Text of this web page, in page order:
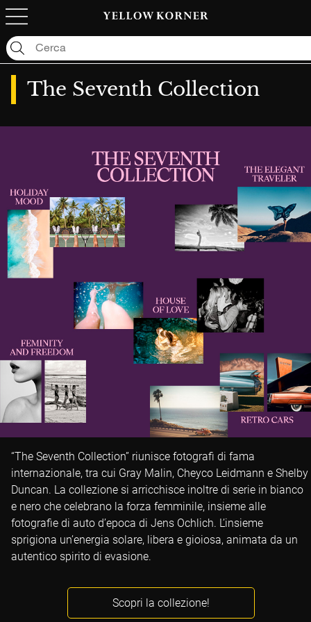
Purtroppo non abbiamo trovato nessun risultato: "null"
The Seventh Collection
“The Seventh Collection” riunisce fotografi di fama
internazionale, tra cui Gray Malin, Cheyco Leidmann e Shelby
Duncan. La collezione si arricchisce inoltre di serie in bianco
e nero che celebrano la forza femminile, insieme alle
fotografie di auto d’epoca di Jens Ochlich. L’insieme
sprigiona un’energia solare, libera e gioiosa, animata da un
autentico spirito di evasione.
Scopri la collezione!